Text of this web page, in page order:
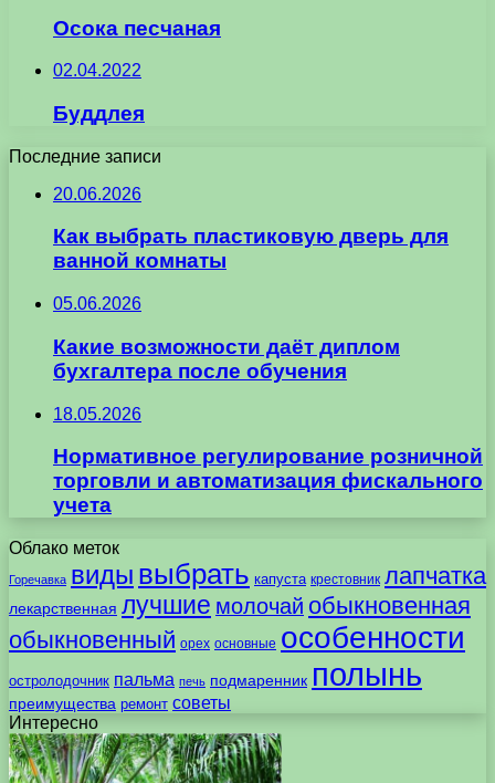
Осока песчаная
02.04.2022
Буддлея
Последние записи
20.06.2026
Как выбрать пластиковую дверь для
ванной комнаты
05.06.2026
Какие возможности даёт диплом
бухгалтера после обучения
18.05.2026
Нормативное регулирование розничной
торговли и автоматизация фискального
учета
Облако меток
Горечавка виды выбрать капуста крестовник лапчатка
лекарственная лучшие молочай обыкновенная
обыкновенный орех основные особенности
остролодочник пальма печь подмаренник полынь
преимущества ремонт советы
Интересно